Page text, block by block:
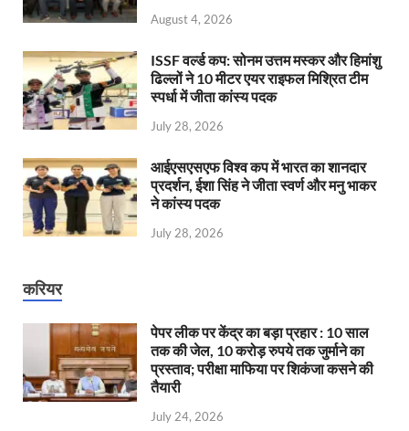
August 4, 2026
ISSF वर्ल्ड कप: सोनम उत्तम मस्कर और हिमांशु
ढिल्लों ने 10 मीटर एयर राइफल मिश्रित टीम
स्पर्धा में जीता कांस्य पदक
July 28, 2026
आईएसएसएफ विश्व कप में भारत का शानदार
प्रदर्शन, ईशा सिंह ने जीता स्वर्ण और मनु भाकर
ने कांस्य पदक
July 28, 2026
करियर
पेपर लीक पर केंद्र का बड़ा प्रहार : 10 साल
तक की जेल, 10 करोड़ रुपये तक जुर्माने का
प्रस्ताव; परीक्षा माफिया पर शिकंजा कसने की
तैयारी
July 24, 2026